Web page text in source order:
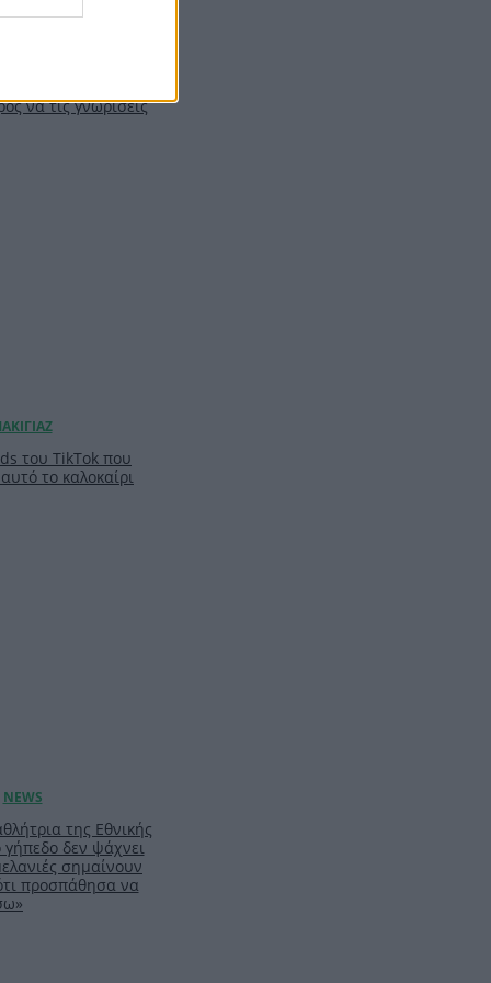
να τις γνωρίσεις
του TikTok που
το καλοκαίρι
της Εθνικής
γήπεδο δεν ψάχνει
σημαίνουν
προσπάθησα να